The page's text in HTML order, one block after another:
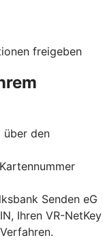
freigeben
über den
Senden eG
Ihren VR-NetKey